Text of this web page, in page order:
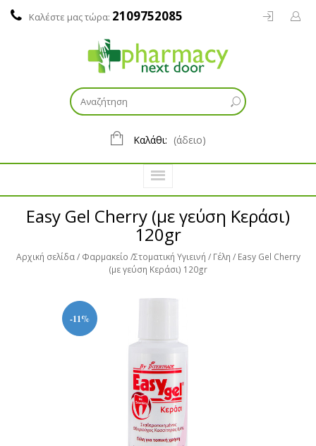
Καλέστε μας τώρα: 2109752085
Καλάθι: (άδειο)
Easy Gel Cherry (με γεύση Κεράσι)
120gr
Αρχική σελίδα Φαρμακείο Στοματική Υγιεινή Γέλη
Easy Gel Cherry
(με γεύση Κεράσι) 120gr
-11%